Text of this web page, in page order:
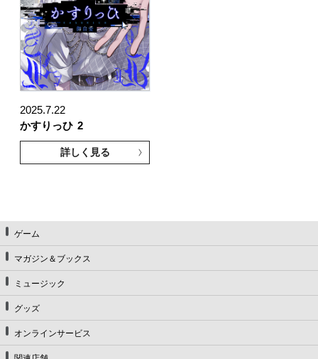
2025.7.22
かすりっひ 2
詳しく見る
ゲーム
マガジン＆ブックス
ミュージック
グッズ
オンラインサービス